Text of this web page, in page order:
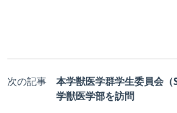
次の記事
本学獣医学群学生委員会（
学獣医学部を訪問